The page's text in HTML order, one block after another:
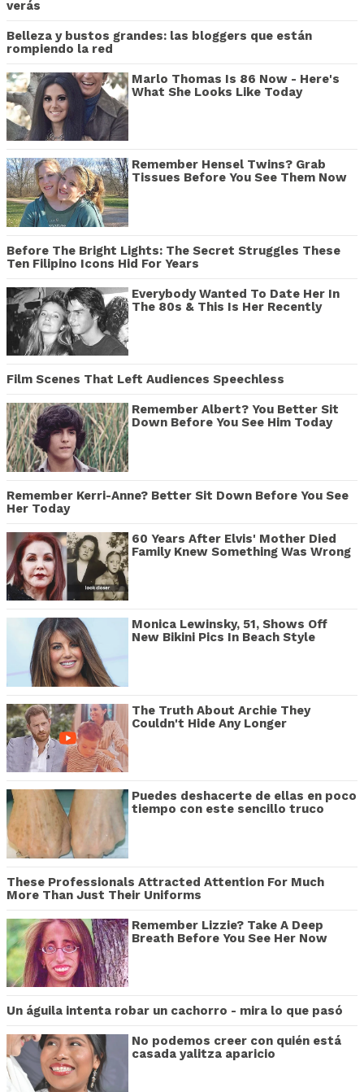
verás
Belleza y bustos grandes: las bloggers que están
rompiendo la red
Marlo Thomas Is 86 Now - Here's
What She Looks Like Today
Remember Hensel Twins? Grab
Tissues Before You See Them Now
Before The Bright Lights: The Secret Struggles These
Ten Filipino Icons Hid For Years
Everybody Wanted To Date Her In
The 80s & This Is Her Recently
Film Scenes That Left Audiences Speechless
Remember Albert? You Better Sit
Down Before You See Him Today
Remember Kerri-Anne? Better Sit Down Before You See
Her Today
60 Years After Elvis' Mother Died
Family Knew Something Was Wrong
Monica Lewinsky, 51, Shows Off
New Bikini Pics In Beach Style
The Truth About Archie They
Couldn't Hide Any Longer
Puedes deshacerte de ellas en poco
tiempo con este sencillo truco
These Professionals Attracted Attention For Much
More Than Just Their Uniforms
Remember Lizzie? Take A Deep
Breath Before You See Her Now
Un águila intenta robar un cachorro - mira lo que pasó
No podemos creer con quién está
casada yalitza aparicio